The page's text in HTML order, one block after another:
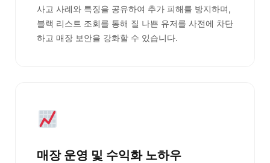
사고 사례와 특징을 공유하여 추가 피해를 방지하며,
블랙 리스트 조회를 통해 질 나쁜 유저를 사전에 차단
하고 매장 보안을 강화할 수 있습니다.
매장 운영 및 수익화 노하우